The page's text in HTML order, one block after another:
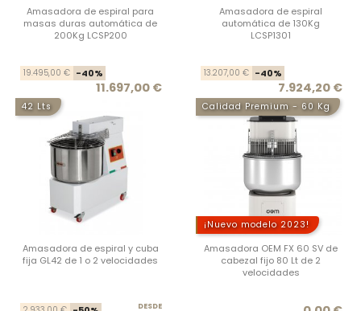
Amasadora de espiral para
masas duras automática de
200Kg LCSP200
Precio base
19.495,00 € -40%
11.697,00 €
Amasadora de espiral
automática de 130Kg
LCSP1301
13.207,00 € -40%
7.924,20 €
42 Lts
Amasadora de espiral y cuba
fija GL42 de 1 o 2 velocidades
DESDE
Calidad Premium - 60 Kg
¡Nuevo modelo 2023!
Amasadora OEM FX 60 SV de
cabezal fijo 80 Lt de 2
velocidades